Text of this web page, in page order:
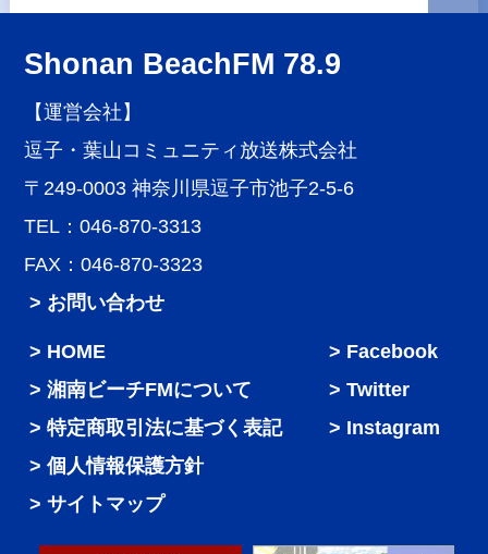
Shonan BeachFM 78.9
【運営会社】
逗子・葉山コミュニティ放送株式会社
〒249-0003 神奈川県逗子市池子2-5-6
TEL：046-870-3313
FAX：046-870-3323
> お問い合わせ
HOME
湘南ビーチFMについて
特定商取引法に基づく表記
個人情報保護方針
サイトマップ
Facebook
Twitter
Instagram